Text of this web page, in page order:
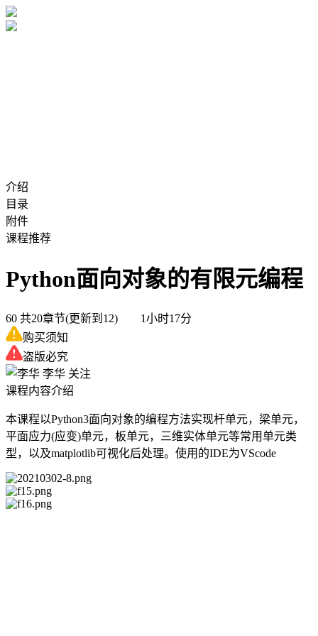
介绍
目录
附件
课程推荐
Python面向对象的有限元编程
60 共20章节(更新到12) 1小时17分
购买须知
盗版必究
李华 关注
课程内容介绍
本课程以Python3面向对象的编程方法实现杆单元，梁单元，
平面应力(应变)单元，板单元，三维实体单元等常用单元类
型，以及matplotlib可视化后处理。使用的IDE为VScode